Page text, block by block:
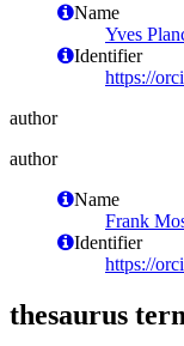
Name
Yves
Identifier
https://
author
author
Name
Frank
Identifier
https://
thesaurus